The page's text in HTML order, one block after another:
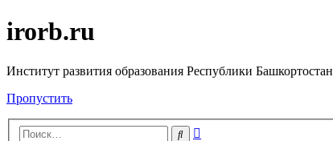
irorb.ru
Институт развития образования Республики Башкортостан
Пропустить
Поиск